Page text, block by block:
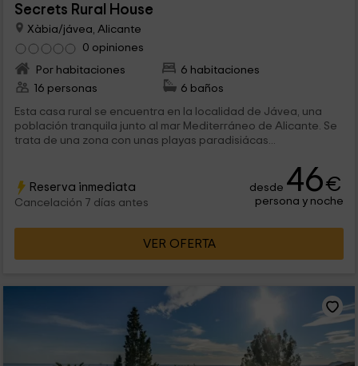
Secrets Rural House
Xàbia/jávea, Alicante
0 opiniones
Por habitaciones
6 habitaciones
16 personas
6 baños
Esta casa rural se encuentra en la localidad de Jávea, una
población tranquila junto al mar Mediterráneo de Alicante. Se
trata de una zona con unas playas paradisiácas...
Reserva inmediata
Cancelación 7 días antes
desde 46€
persona y noche
VER OFERTA